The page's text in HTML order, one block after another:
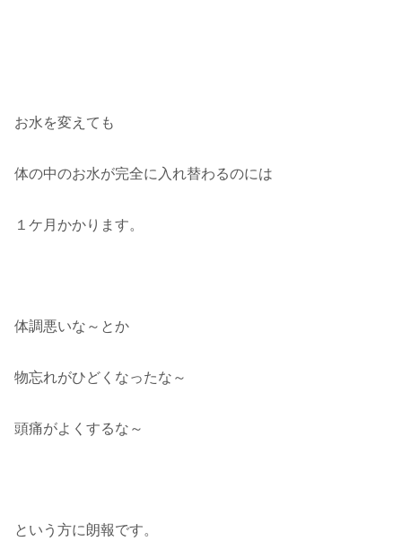
お水を変えても
体の中のお水が完全に入れ替わるのには
１ケ月かかります。
体調悪いな～とか
物忘れがひどくなったな～
頭痛がよくするな～
という方に朗報です。